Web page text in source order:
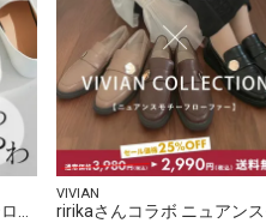
VIVIAN